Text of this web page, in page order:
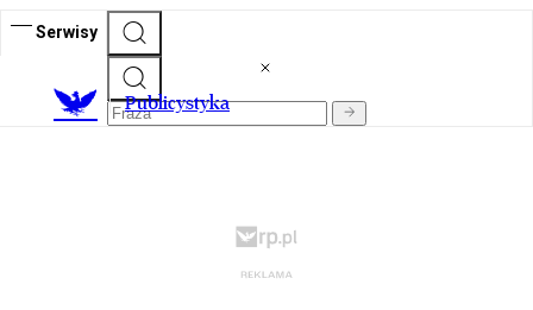
Serwisy
Publicystyka